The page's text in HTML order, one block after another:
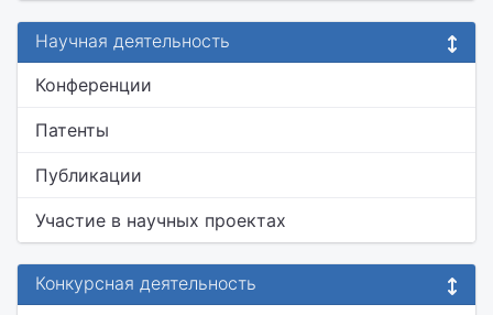
Научная деятельность
Конференции
Патенты
Публикации
Участие в научных проектах
Конкурсная деятельность